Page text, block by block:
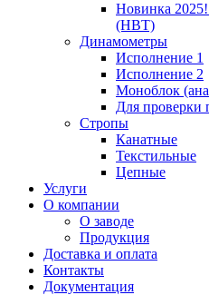
Новинка
(НВТ)
Динамометры
Исполнение 1
Исполнение 2
Моноблок
Для проверки
Стропы
Канатные
Текстильные
Цепные
Услуги
О компании
О заводе
Продукция
Доставка и оплата
Контакты
Документация